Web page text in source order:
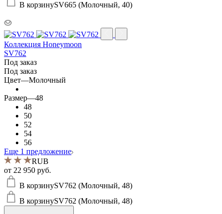
В корзинуSV665 (Молочный, 40)
Коллекция Honeymoon
SV762
Под заказ
Под заказ
Цвет—Молочный
Размер—48
48
50
52
54
56
Еще 1 предложение
RUB
от 22 950 руб.
В корзинуSV762 (Молочный, 48)
В корзинуSV762 (Молочный, 48)